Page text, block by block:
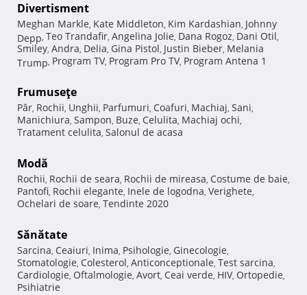
Divertisment
Meghan Markle, Kate Middleton, Kim Kardashian, Johnny
Depp, Teo Trandafir, Angelina Jolie, Dana Rogoz, Dani Otil,
Smiley, Andra, Delia, Gina Pistol, Justin Bieber, Melania
Trump, Program TV, Program Pro TV, Program Antena 1
Frumuseţe
Păr, Rochii, Unghii, Parfumuri, Coafuri, Machiaj, Sani,
Manichiura, Sampon, Buze, Celulita, Machiaj ochi,
Tratament celulita, Salonul de acasa
Modă
Rochii, Rochii de seara, Rochii de mireasa, Costume de baie,
Pantofi, Rochii elegante, Inele de logodna, Verighete,
Ochelari de soare, Tendinte 2020
Sănătate
Sarcina, Ceaiuri, Inima, Psihologie, Ginecologie,
Stomatologie, Colesterol, Anticonceptionale, Test sarcina,
Cardiologie, Oftalmologie, Avort, Ceai verde, HIV, Ortopedie,
Psihiatrie